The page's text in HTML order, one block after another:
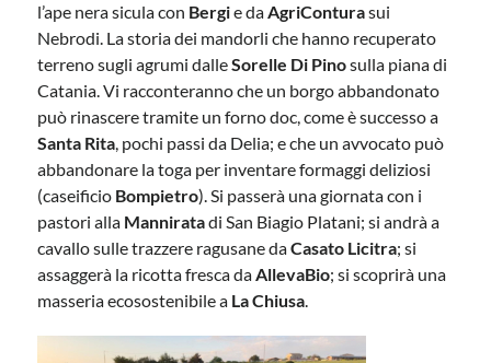
l’ape nera sicula con Bergie daAgriConturasui
Nebrodi. La storia dei mandorli che hanno recuperato
terreno sugli agrumi dalleSorelle Di Pinosulla piana di
Catania. Vi racconteranno che un borgo abbandonato
può rinascere tramite un forno doc, come è successo a
Santa Rita, pochi passi da Delia; e che un avvocato può
abbandonare la toga per inventare formaggi deliziosi
(caseificio Bompietro). Si passerà una giornata con i
pastori alla Manniratadi San Biagio Platani; si andrà a
cavallo sulle trazzere ragusane daCasato Licitra; si
assaggerà la ricotta fresca daAllevaBio; si scoprirà una
masseria ecosostenibile a La Chiusa.